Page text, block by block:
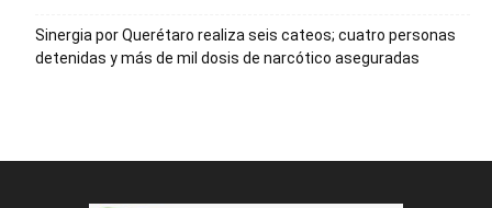
Sinergia por Querétaro realiza seis cateos; cuatro personas
detenidas y más de mil dosis de narcótico aseguradas